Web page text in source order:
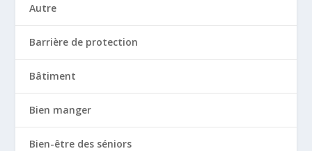
Autre
Barrière de protection
Bâtiment
Bien manger
Bien-être des séniors